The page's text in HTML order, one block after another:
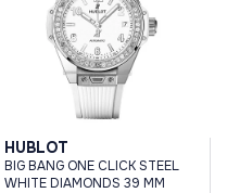
HUBLOT
BIG BANG ONE CLICK STEEL
WHITE DIAMONDS 39 MM